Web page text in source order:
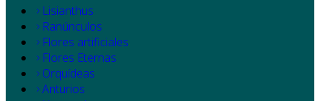
Lisianthus
Ranúnculos
Flores artificiales
Flores Eternas
Orquídeas
Anturios